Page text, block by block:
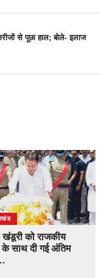
से पूछा हाल; बोले- इलाज
को राजकीय
के साथ दी गई अंतिम